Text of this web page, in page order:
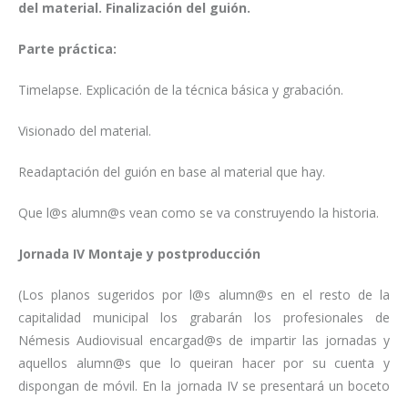
del material. Finalización del guión.
Parte práctica:
Timelapse. Explicación de la técnica básica y grabación.
Visionado del material.
Readaptación del guión en base al material que hay.
Que l@s alumn@s vean como se va construyendo la historia.
Jornada IV Montaje y postproducción
(Los planos sugeridos por l@s alumn@s en el resto de la
capitalidad municipal los grabarán los profesionales de
Némesis Audiovisual encargad@s de impartir las jornadas y
aquellos alumn@s que lo queiran hacer por su cuenta y
dispongan de móvil. En la jornada IV se presentará un boceto